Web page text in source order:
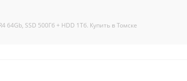
64Gb, SSD 500Гб + HDD 1Тб. Купить в Томске